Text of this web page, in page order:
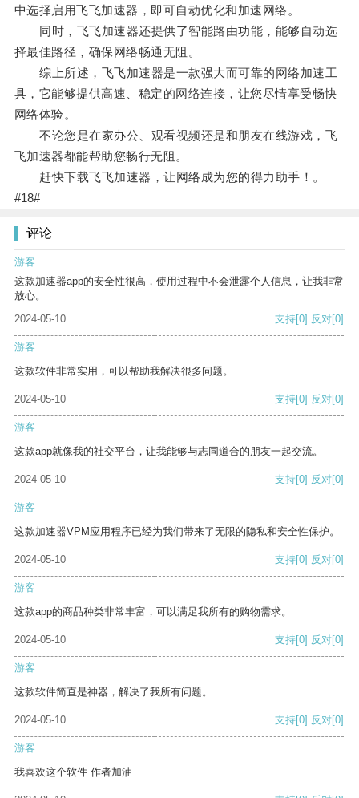
中选择启用飞飞加速器，即可自动优化和加速网络。
同时，飞飞加速器还提供了智能路由功能，能够自动选
择最佳路径，确保网络畅通无阻。
综上所述，飞飞加速器是一款强大而可靠的网络加速工
具，它能够提供高速、稳定的网络连接，让您尽情享受畅快
网络体验。
不论您是在家办公、观看视频还是和朋友在线游戏，飞
飞加速器都能帮助您畅行无阻。
赶快下载飞飞加速器，让网络成为您的得力助手！。
#18#
评论
游客
这款加速器app的安全性很高，使用过程中不会泄露个人信息，让我非常
放心。
2024-05-10
支持[0] 反对[0]
游客
这款软件非常实用，可以帮助我解决很多问题。
2024-05-10 支持[0] 反对[0]
游客
这款app就像我的社交平台，让我能够与志同道合的朋友一起交流。
2024-05-10 支持[0] 反对[0]
游客
这款加速器VPM应用程序已经为我们带来了无限的隐私和安全性保护。
2024-05-10 支持[0] 反对[0]
游客
这款app的商品种类非常丰富，可以满足我所有的购物需求。
2024-05-10 支持[0] 反对[0]
游客
这款软件简直是神器，解决了我所有问题。
2024-05-10 支持[0] 反对[0]
游客
我喜欢这个软件 作者加油